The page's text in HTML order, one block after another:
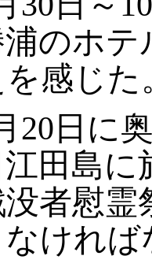
のホ
感じた
20日に
江田島
者慰
けれ